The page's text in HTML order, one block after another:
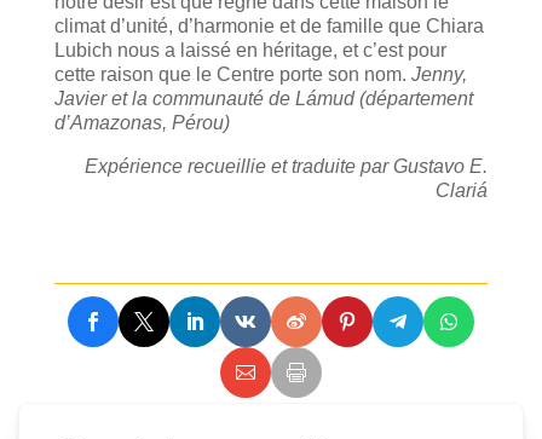
climat d’unité, d’harmonie et de famille que Chiara
Lubich nous a laissé en héritage, et c’est pour
cette raison que le Centre porte son nom. Jenny,
Javier et la communauté de Lámud (département
d’Amazonas, Pérou)
Expérience recueillie et traduite par Gustavo E.
Clariá